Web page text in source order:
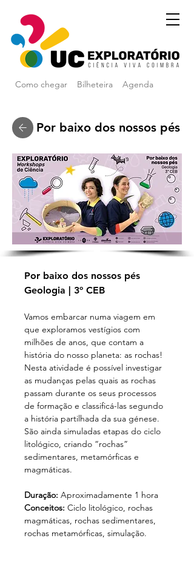
Como chegar Agenda
Bilheteira
Por baixo dos nossos pés
Por baixo dos nossos pés
Geologia | 3º CEB
Vamos embarcar numa viagem em
que exploramos vestígios com
milhões de anos, que contam a
história do nosso planeta: as rochas!
Nesta atividade é possível investigar
as mudanças pelas quais as rochas
passam durante os seus processos
de formação e classificá-las segundo
a história partilhada da sua génese.
São ainda simuladas etapas do ciclo
litológico, criando “rochas”
sedimentares, metamórficas e
magmáticas.
Duração: Aproximadamente 1 hora
Conceitos: Ciclo litológico, rochas
magmáticas, rochas sedimentares,
rochas metamórficas, simulação.